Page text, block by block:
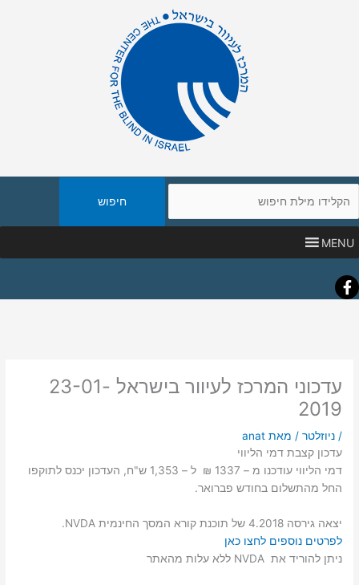
חיפוש
באתר
MENU
Facebook
עדכוני המרכז לעיוור בישראל 23-01-
2019
/ניוזלטר / מאתanat
עדכון קצבת דמי הליווי
דמי הליווי עודכנו מ – 1337 ₪ ל – 1,353 ש"ח, העדכון יכנס לתוקפו
החל מהתשלום בחודש פברואר.
יצאה גירסה 4.2018 של תוכנת קורא המסך החינמית NVDA.
לפרטים נוספים לחצו כאן
ניתן להוריד את NVDA ללא עלות מהאתר